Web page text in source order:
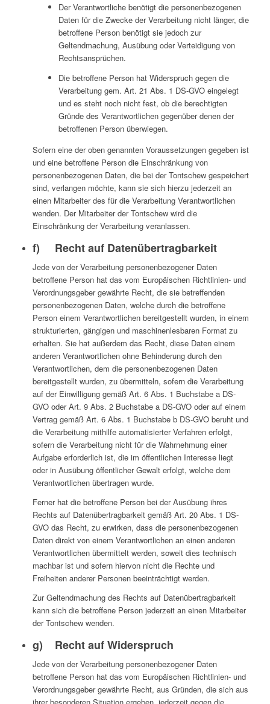
Der Verantwortliche benötigt die personenbezogenen
Daten für die Zwecke der Verarbeitung nicht länger, die
betroffene Person benötigt sie jedoch zur
Geltendmachung, Ausübung oder Verteidigung von
Rechtsansprüchen.
Die betroffene Person hat Widerspruch gegen die
Verarbeitung gem. Art. 21 Abs. 1 DS-GVO eingelegt
und es steht noch nicht fest, ob die berechtigten
Gründe des Verantwortlichen gegenüber denen der
betroffenen Person überwiegen.
Sofern eine der oben genannten Voraussetzungen gegeben ist
und eine betroffene Person die Einschränkung von
personenbezogenen Daten, die bei der Tontschew gespeichert
sind, verlangen möchte, kann sie sich hierzu jederzeit an
einen Mitarbeiter des für die Verarbeitung Verantwortlichen
wenden. Der Mitarbeiter der Tontschew wird die
Einschränkung der Verarbeitung veranlassen.
f) Recht auf Datenübertragbarkeit
Jede von der Verarbeitung personenbezogener Daten
betroffene Person hat das vom Europäischen Richtlinien- und
Verordnungsgeber gewährte Recht, die sie betreffenden
personenbezogenen Daten, welche durch die betroffene
Person einem Verantwortlichen bereitgestellt wurden, in einem
strukturierten, gängigen und maschinenlesbaren Format zu
erhalten. Sie hat außerdem das Recht, diese Daten einem
anderen Verantwortlichen ohne Behinderung durch den
Verantwortlichen, dem die personenbezogenen Daten
bereitgestellt wurden, zu übermitteln, sofern die Verarbeitung
auf der Einwilligung gemäß Art. 6 Abs. 1 Buchstabe a DS-
GVO oder Art. 9 Abs. 2 Buchstabe a DS-GVO oder auf einem
Vertrag gemäß Art. 6 Abs. 1 Buchstabe b DS-GVO beruht und
die Verarbeitung mithilfe automatisierter Verfahren erfolgt,
sofern die Verarbeitung nicht für die Wahrnehmung einer
Aufgabe erforderlich ist, die im öffentlichen Interesse liegt
oder in Ausübung öffentlicher Gewalt erfolgt, welche dem
Verantwortlichen übertragen wurde.
Ferner hat die betroffene Person bei der Ausübung ihres
Rechts auf Datenübertragbarkeit gemäß Art. 20 Abs. 1 DS-
GVO das Recht, zu erwirken, dass die personenbezogenen
Daten direkt von einem Verantwortlichen an einen anderen
Verantwortlichen übermittelt werden, soweit dies technisch
machbar ist und sofern hiervon nicht die Rechte und
Freiheiten anderer Personen beeinträchtigt werden.
Zur Geltendmachung des Rechts auf Datenübertragbarkeit
kann sich die betroffene Person jederzeit an einen Mitarbeiter
der Tontschew wenden.
g) Recht auf Widerspruch
Jede von der Verarbeitung personenbezogener Daten
betroffene Person hat das vom Europäischen Richtlinien- und
Verordnungsgeber gewährte Recht, aus Gründen, die sich aus